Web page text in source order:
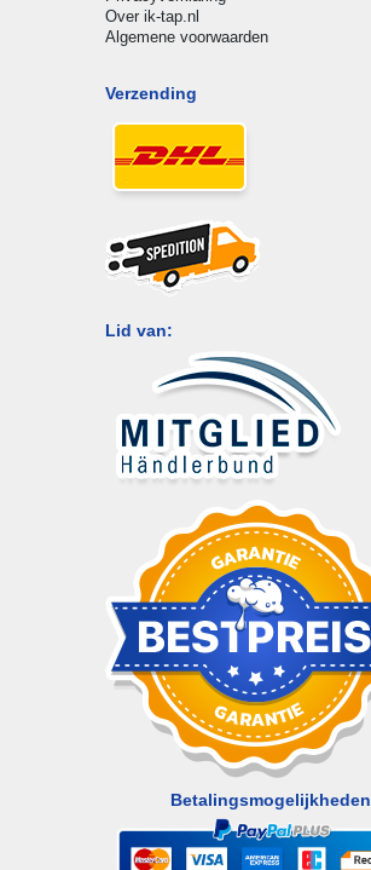
Over ik-tap.nl
Algemene voorwaarden
Verzending
Lid van:
Betalingsmogelijkheden